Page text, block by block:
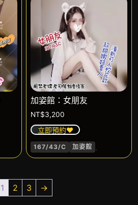
加姿館：女朋友
NT$3,200
立即預約❤️
167/43/C 加姿館 .
1 2 3 →